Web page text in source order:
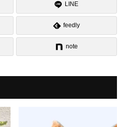
LINE
feedly
note